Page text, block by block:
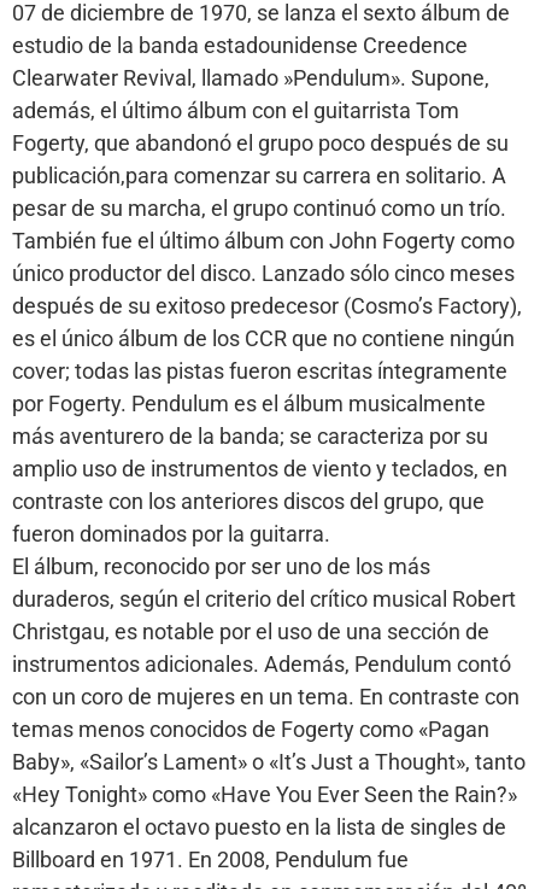
07 de diciembre de 1970, se lanza el sexto álbum de
estudio de la banda estadounidense Creedence
Clearwater Revival, llamado »Pendulum». Supone,
además, el último álbum con el guitarrista Tom
Fogerty, que abandonó el grupo poco después de su
publicación,para comenzar su carrera en solitario. A
pesar de su marcha, el grupo continuó como un trío.
También fue el último álbum con John Fogerty como
único productor del disco. Lanzado sólo cinco meses
después de su exitoso predecesor (Cosmo’s Factory),
es el único álbum de los CCR que no contiene ningún
cover; todas las pistas fueron escritas íntegramente
por Fogerty. Pendulum es el álbum musicalmente
más aventurero de la banda; se caracteriza por su
amplio uso de instrumentos de viento y teclados, en
contraste con los anteriores discos del grupo, que
fueron dominados por la guitarra.
El álbum, reconocido por ser uno de los más
duraderos, según el criterio del crítico musical Robert
Christgau, es notable por el uso de una sección de
instrumentos adicionales. Además, Pendulum contó
con un coro de mujeres en un tema. En contraste con
temas menos conocidos de Fogerty como «Pagan
Baby», «Sailor’s Lament» o «It’s Just a Thought», tanto
«Hey Tonight» como «Have You Ever Seen the Rain?»
alcanzaron el octavo puesto en la lista de singles de
Billboard en 1971. En 2008, Pendulum fue